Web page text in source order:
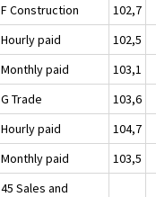
F Construction
102,7
Hourly paid
102,5
Monthly paid
103,1
G Trade
103,6
Hourly paid
104,7
Monthly paid
103,5
45 Sales and